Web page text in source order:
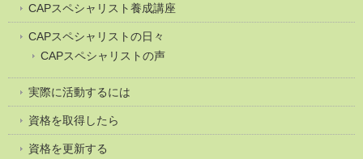
CAPスペシャリスト養成講座
CAPスペシャリストの日々
CAPスペシャリストの声
実際に活動するには
資格を取得したら
資格を更新する